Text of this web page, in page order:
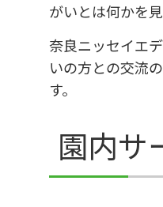
がいとは何かを
奈良ニッセイエ
いの方との交流
す。
園内サ